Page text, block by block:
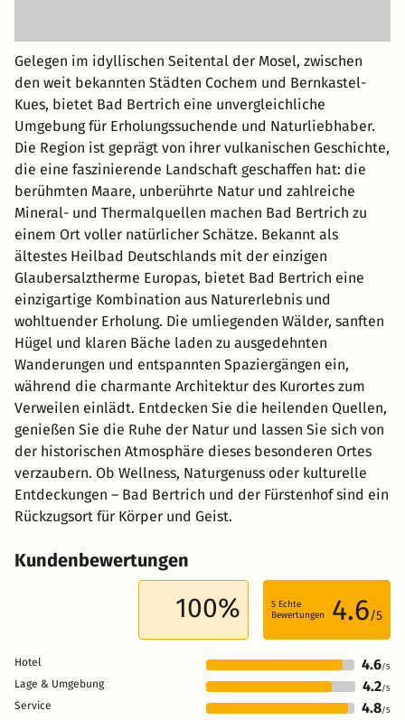
Gelegen im idyllischen Seitental der Mosel, zwischen
den weit bekannten Städten Cochem und Bernkastel-
Kues, bietet Bad Bertrich eine unvergleichliche
Umgebung für Erholungssuchende und Naturliebhaber.
Die Region ist geprägt von ihrer vulkanischen Geschichte,
die eine faszinierende Landschaft geschaffen hat: die
berühmten Maare, unberührte Natur und zahlreiche
Mineral- und Thermalquellen machen Bad Bertrich zu
einem Ort voller natürlicher Schätze. Bekannt als
ältestes Heilbad Deutschlands mit der einzigen
Glaubersalztherme Europas, bietet Bad Bertrich eine
einzigartige Kombination aus Naturerlebnis und
wohltuender Erholung. Die umliegenden Wälder, sanften
Hügel und klaren Bäche laden zu ausgedehnten
Wanderungen und entspannten Spaziergängen ein,
während die charmante Architektur des Kurortes zum
Verweilen einlädt. Entdecken Sie die heilenden Quellen,
genießen Sie die Ruhe der Natur und lassen Sie sich von
der historischen Atmosphäre dieses besonderen Ortes
verzaubern. Ob Wellness, Naturgenuss oder kulturelle
Entdeckungen – Bad Bertrich und der Fürstenhof sind ein
Rückzugsort für Körper und Geist.
Kundenbewertungen
100% 5 Echte
Bewertungen
4.6/5
Hotel 4.6/5
Lage & Umgebung 4.2/5
Service 4.8/5